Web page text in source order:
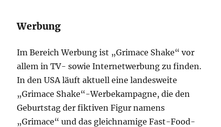
Werbung
Im Bereich Werbung ist „Grimace Shake“ vor
allem in TV- sowie Internetwerbung zu finden.
In den USA läuft aktuell eine landesweite
„Grimace Shake“-Werbekampagne, die den
Geburtstag der fiktiven Figur namens
„Grimace“ und das gleichnamige Fast-Food-